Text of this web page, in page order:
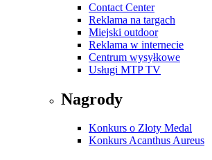
Contact Center
Reklama na targach
Miejski outdoor
Reklama w internecie
Centrum wysyłkowe
Usługi MTP TV
Nagrody
Konkurs o Złoty Medal
Konkurs Acanthus Aureus